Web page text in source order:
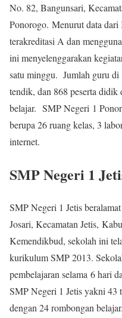
No. 82, Bangunsari,
Ponorogo. Menurut data
terakreditasi A dan
ini menyelenggarakan
satu minggu. Jumlah guru
tendik, dan 868 peserta didik
belajar. SMP Negeri 1
berupa 26 ruang kelas, 3
internet.
SMP Negeri 1
SMP Negeri 1 Jetis
Josari, Kecamatan Jetis,
Kemendikbud, sekolah ini
kurikulum SMP 2013.
pembelajaran selama 6 hari
SMP Negeri 1 Jetis yakni 43
dengan 24 rombongan